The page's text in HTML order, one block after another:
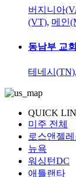
버지니아
(VT), 메인
동남부 교회
테네시(TN),
QUICK
미주 전체
로스앤젤
뉴욕
워싱턴DC
애틀랜타